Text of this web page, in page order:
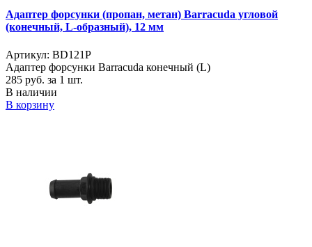
Адаптер форсунки (пропан, метан) Barracuda угловой
(конечный, L-образный), 12 мм
Артикул: BD121P
Адаптер форсунки Barracuda конечный (L)
285 руб. за 1 шт.
В наличии
В корзину